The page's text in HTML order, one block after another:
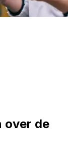
over de